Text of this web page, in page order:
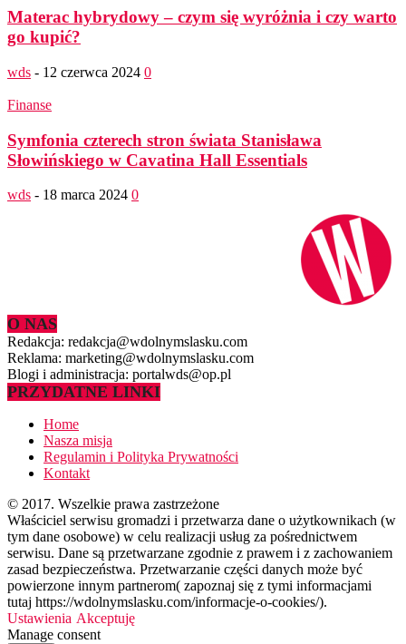
Materac hybrydowy – czym się wyróżnia i czy warto
go kupić?
wds - 12 czerwca 2024 0
Finanse
Symfonia czterech stron świata Stanisława
Słowińskiego w Cavatina Hall Essentials
wds - 18 marca 2024 0
O NAS
Redakcja: redakcja@wdolnymslasku.com
Reklama: marketing@wdolnymslasku.com
Blogi i administracja: portalwds@op.pl
PRZYDATNE LINKI
Home
Nasza misja
Regulamin i Polityka Prywatności
Kontakt
© 2017. Wszelkie prawa zastrzeżone
Właściciel serwisu gromadzi i przetwarza dane o użytkownikach (w
tym dane osobowe) w celu realizacji usług za pośrednictwem
serwisu. Dane są przetwarzane zgodnie z prawem i z zachowaniem
zasad bezpieczeństwa. Przetwarzanie części danych może być
powierzone innym partnerom( zapoznaj się z tymi informacjami
tutaj https://wdolnymslasku.com/informacje-o-cookies/).
Ustawienia Akceptuję
Manage consent